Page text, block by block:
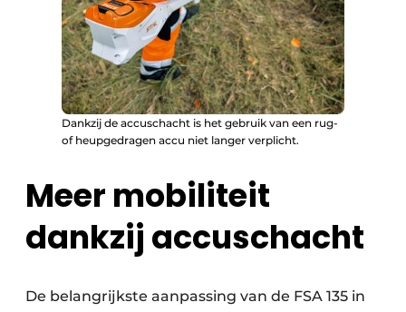
Dankzij de accuschacht is het gebruik van een rug-
of heupgedragen accu niet langer verplicht.
Meer mobiliteit
dankzij accuschacht
De belangrijkste aanpassing van de FSA 135 in